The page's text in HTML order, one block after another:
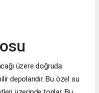
üzere doğruda
depolarıdır. Bu özel su